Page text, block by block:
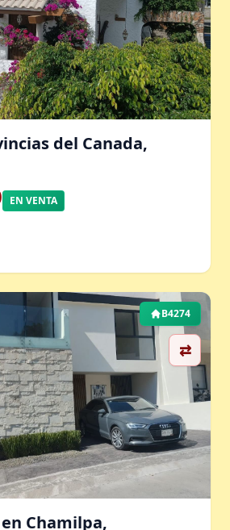
del Canada,
EN VENTA
⇄
B4274
Chamilpa,